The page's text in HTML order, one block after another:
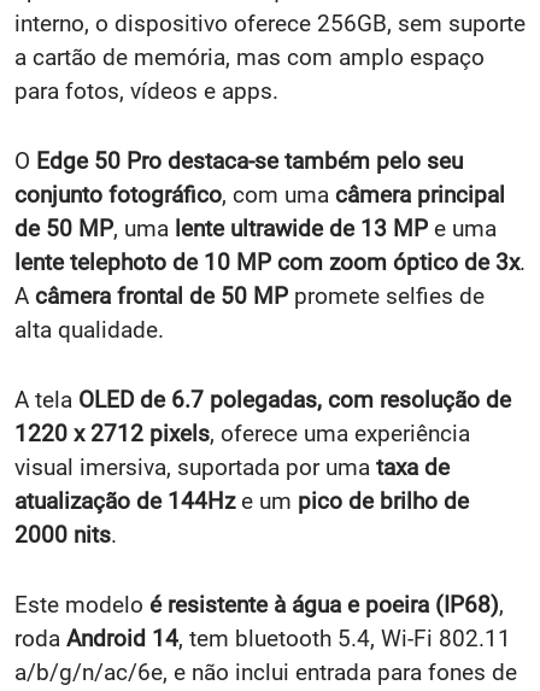
interno, o dispositivo oferece 256GB, sem suporte
a cartão de memória, mas com amplo espaço
para fotos, vídeos e apps.
O Edge 50 Pro destaca-se também pelo seu
conjunto fotográfico, com uma câmera principal
de 50 MP, uma lente ultrawide de 13 MP e uma
lente telephoto de 10 MP com zoom óptico de 3x.
A câmera frontal de 50 MP promete selfies de
alta qualidade.
A tela OLED de 6.7 polegadas, com resolução de
1220 x 2712 pixels, oferece uma experiência
visual imersiva, suportada por uma taxa de
atualização de 144Hze um pico de brilho de
2000 nits.
Este modelo é resistente à água e poeira (IP68),
roda Android 14, tem bluetooth 5.4, Wi-Fi 802.11
a/b/g/n/ac/6e, e não inclui entrada para fones de